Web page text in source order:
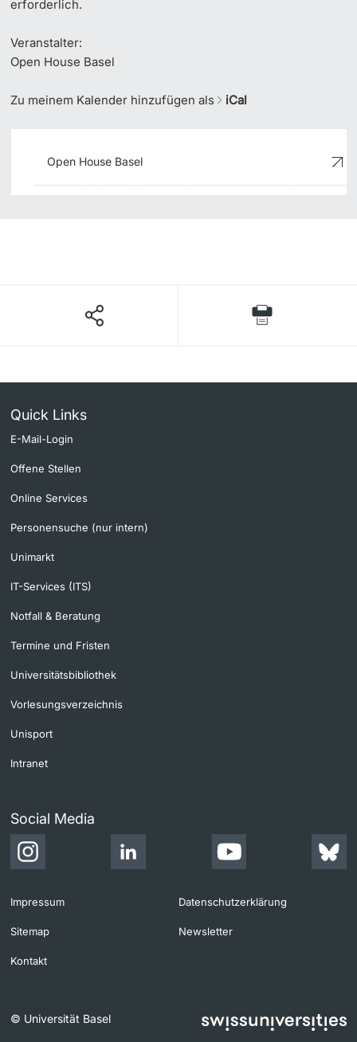
erforderlich.
Veranstalter:
Open House Basel
Zu meinem Kalender hinzufügen als iCal
Open House Basel
Quick Links
E-Mail-Login
Offene Stellen
Online Services
Personensuche (nur intern)
Unimarkt
IT-Services (ITS)
Notfall & Beratung
Termine und Fristen
Universitätsbibliothek
Vorlesungsverzeichnis
Unisport
Intranet
Social Media
Impressum Datenschutzerklärung
Sitemap Newsletter
Kontakt
© Universität Basel